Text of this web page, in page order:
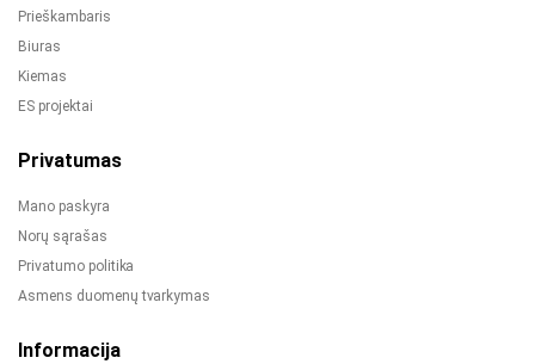
Prieškambaris
Biuras
Kiemas
ES projektai
Privatumas
Mano paskyra
Norų sąrašas
Privatumo politika
Asmens duomenų tvarkymas
Informacija